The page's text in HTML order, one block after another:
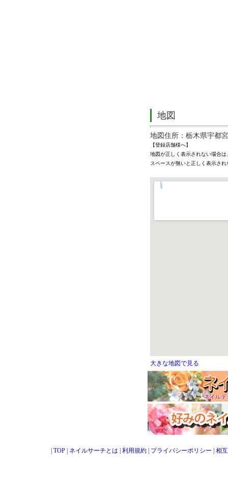
地図
地図住所：栃木県宇都
【登録店舗様へ】
地図が正しく表示されない場合
スペースが無いと正しく表示さ
大きな地図で見る
TOP ネイルサーチとは 利用規約 プライバシーポリシー 相